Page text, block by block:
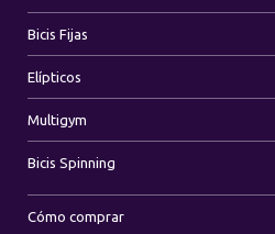
Bicis Fijas
Elípticos
Multigym
Bicis Spinning
Cómo comprar